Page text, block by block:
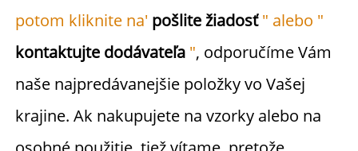
potom kliknite na' pošlite žiadosť
kontaktujte dodávateľa ", odporučíme Vám
naše najpredávanejšie položky vo Vašej
krajine. Ak nakupujete na vzorky alebo na